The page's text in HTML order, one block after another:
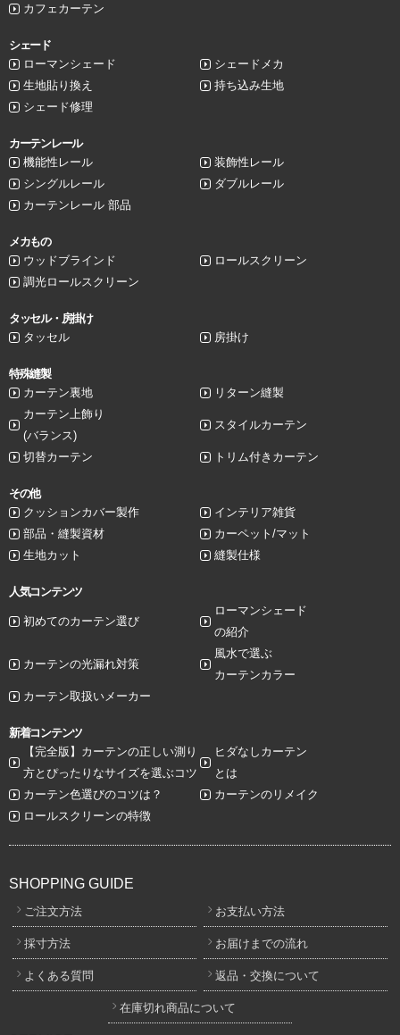
カフェカーテン
シェード
ローマンシェード
シェードメカ
生地貼り換え
持ち込み生地
シェード修理
カーテンレール
機能性レール
装飾性レール
シングルレール
ダブルレール
カーテンレール 部品
メカもの
ウッドブラインド
ロールスクリーン
調光ロールスクリーン
タッセル・房掛け
タッセル
房掛け
特殊縫製
カーテン裏地
リターン縫製
カーテン上飾り
(バランス)
スタイルカーテン
切替カーテン トリム付きカーテン
その他
クッションカバー製作
インテリア雑貨
部品・縫製資材
カーペット/マット
生地カット
縫製仕様
人気コンテンツ
初めてのカーテン選び
ローマンシェード
の紹介
カーテンの光漏れ対策
風水で選ぶ
カーテンカラー
カーテン取扱いメーカー
新着コンテンツ
【完全版】カーテンの正しい測り
方とぴったりなサイズを選ぶコツ
ヒダなしカーテン
とは
カーテン色選びのコツは？
カーテンのリメイク
ロールスクリーンの特徴
SHOPPING GUIDE
ご注文方法 お支払い方法
採寸方法 お届けまでの流れ
よくある質問 返品・交換について
在庫切れ商品について